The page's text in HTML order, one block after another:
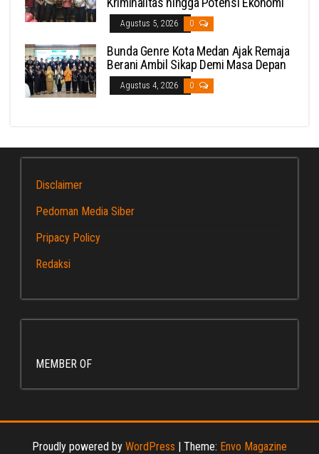
Agustus 5, 2026 0
Bunda Genre Kota Medan Ajak Remaja
Berani Ambil Sikap Demi Masa Depan
Agustus 4, 2026 0
Disclaimer
Pedoman Media Siber
Pripacy Policy
Redaksi
MEMBER OF
Proudly powered by WordPress | Theme: Envo Magazine